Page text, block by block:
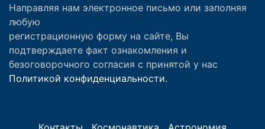
Направляя нам электронное письмо или заполняя
любую
регистрационную форму на сайте, Вы
подтверждаете факт ознакомления и
безоговорочного согласия с принятой у нас
Политикой конфиденциальности.